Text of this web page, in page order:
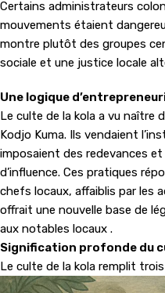
Certains administrateurs
mouvements étaient
montre plutôt des groupes
sociale et une justice locale
Une logique
Le culte de la kola a vu naître
Kodjo Kuma. Ils vendaient
imposaient des redevances
d’influence. Ces pratiques
chefs locaux, affaiblis par les
offrait une nouvelle base de
aux notables locaux .
Signification profonde du
Le culte de la kola remplit